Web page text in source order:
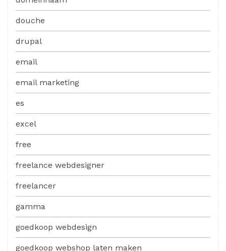
douche
drupal
email
email marketing
es
excel
free
freelance webdesigner
freelancer
gamma
goedkoop webdesign
goedkoop webshop laten maken